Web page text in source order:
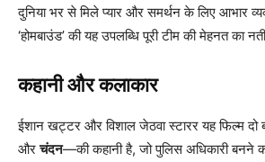
दुनिया भर से मिले प्यार और समर्थन के लिए आभार
‘होमबाउंड’ की यह उपलब्धि पूरी टीम की मेहनत का
कहानी और कलाकार
ईशान खट्टर और विशाल जेठवा स्टारर यह फिल्म
औरचंदन—की कहानी है, जो पुलिस अधिकारी बनने